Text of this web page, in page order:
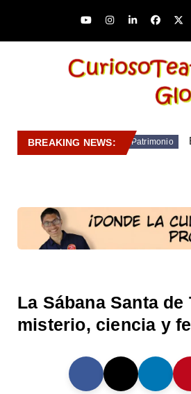
BREAKING NEWS: Patrimonio
La Sábana Santa de
misterio, ciencia y fe